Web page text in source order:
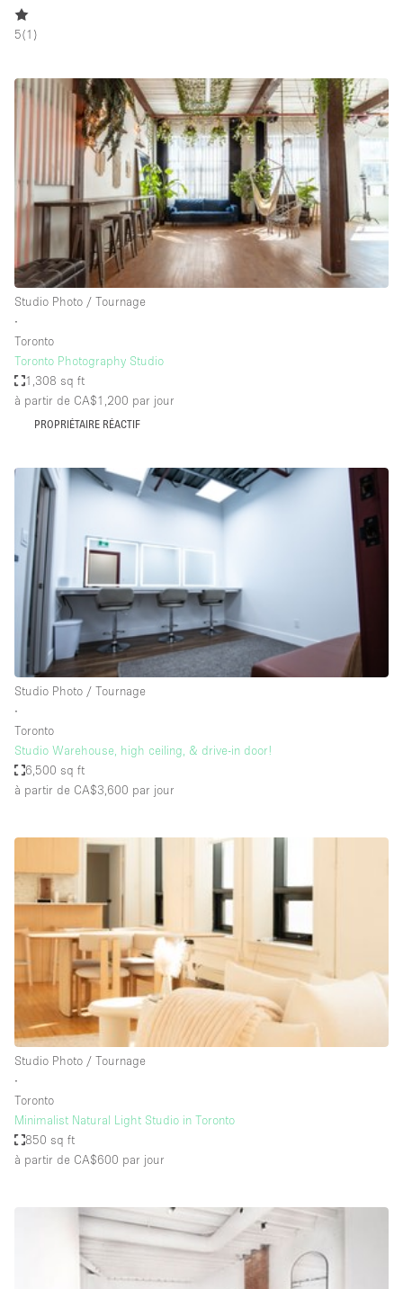
Bureaux
Camion / Fourgon
Commerce
Container
Entrepôt / Espace Stockage / Box
Espace Atypique / Unique
Espace Créatif
Espace Publicitaire
Galerie d'art
Kiosque / Stand / Corner
Lobby / Accueil
Restaurant / Bar / Café
Salle de Conférence
Salle de Réunion
Salon / Festival
Salon Beauté / Coiffure
Accès aux handicapés
Air conditionné
Animals Friendly
Ascenseur
Bar
Cabines d'essayage
Chauffage
Comptoir
Cuisine
De plain-pied
Espace Avec Vue
Espace Brut
Espace Epuré / Minimaliste
5(1 )
Studio Photo / Tournage
∙
Toronto
Toronto Photography Studio
1,308 sq ft
à partir de CA$1,200 par jour
PROPRIÉTAIRE RÉACTIF
Studio Photo / Tournage
∙
Toronto
Studio Warehouse, high ceiling, & drive-in door!
6,500 sq ft
à partir de CA$3,600 par jour
Studio Photo / Tournage
∙
Toronto
Minimalist Natural Light Studio in Toronto
850 sq ft
à partir de CA$600 par jour